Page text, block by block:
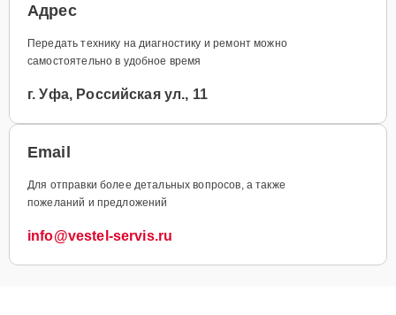
Адрес
Передать технику на диагностику и ремонт можно
самостоятельно в удобное время
г. Уфа, Российская ул., 11
Email
Для отправки более детальных вопросов, а также
пожеланий и предложений
info@vestel-servis.ru